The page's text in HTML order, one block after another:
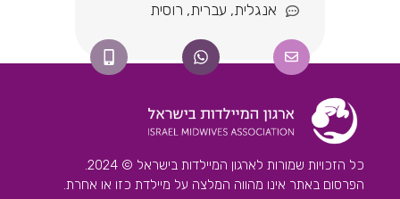
אנגלית, עברית, רוסית
כל הזכויות שמורות לארגון המיילדות בישראל © 2024.
הפרסום באתר אינו מהווה המלצה על מיילדת כזו או אחרת.